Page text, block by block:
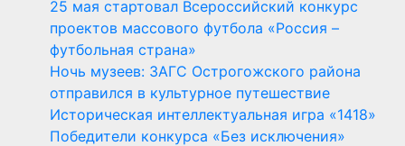
25 мая стартовал Всероссийский конкурс
проектов массового футбола «Россия –
футбольная страна»
Ночь музеев: ЗАГС Острогожского района
отправился в культурное путешествие
Историческая интеллектуальная игра «1418»
Победители конкурса «Без исключения»